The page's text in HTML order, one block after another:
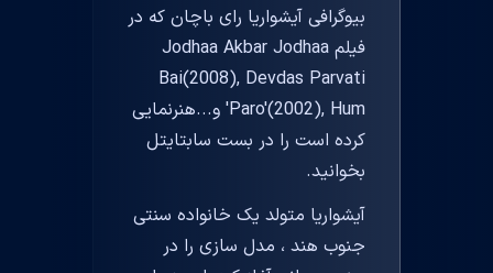
بیوگرافی آیشواریا رای باچان که در
فیلم Jodhaa Akbar Jodhaa
Bai(2008), Devdas Parvati
'Paro'(2002), Hum و...هنرنمایی
کرده است را در بست سابتایتل
بخوانید.
آیشواریا متولد یک خانواده سنتی
جنوب هند ، مدل سازی را در